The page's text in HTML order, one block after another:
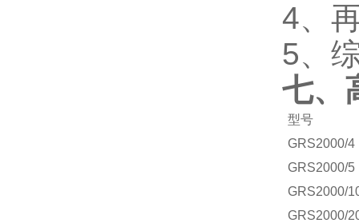
4、
5、
七、
型号
GRS2000/4
GRS2000/5
GRS2000/
GRS2000/